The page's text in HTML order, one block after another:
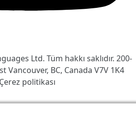
Ltd. Tüm hakkı saklıdır. 200-
Vancouver, BC, Canada V7V 1K4
Çerez politikası